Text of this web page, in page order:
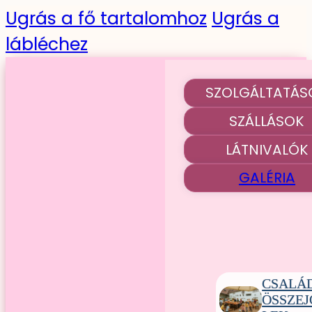
Ugrás a fő tartalomhoz Ugrás a
lábléchez
SZÁLLÁSOK
LÁTNIVALÓK
GALÉRIA